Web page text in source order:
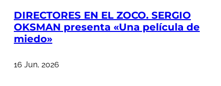
DIRECTORES EN EL ZOCO. SERGIO
OKSMAN presenta «Una película de
miedo»
16 Jun, 2026